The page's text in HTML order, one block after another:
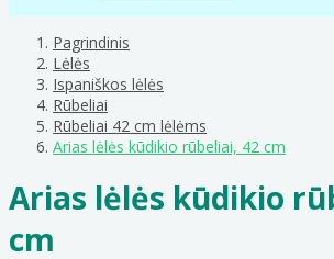
Pagrindinis
Lėlės
Ispaniškos lėlės
Rūbeliai
Rūbeliai 42 cm lėlėms
Arias lėlės kūdikio rūbeliai, 42 cm
Arias lėlės kūdikio
cm